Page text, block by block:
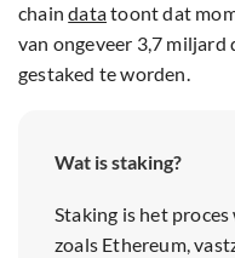
chaindatatoont dat
van ongeveer 3,7 miljard
gestaked te worden.
Wat is staking?
Staking is het
zoals Ethereum,